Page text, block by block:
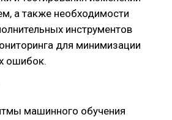
а также необходимости
инструментов
для минимизации
ошибок.
машинного обучения